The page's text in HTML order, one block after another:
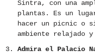
Sintra, con una
plantas. Es un
hacer un picnic o
ambiente relajado
Admira el Palacio